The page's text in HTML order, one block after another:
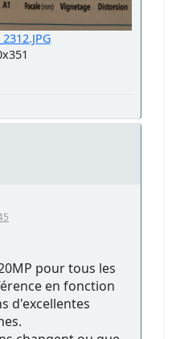
pour tous les
en fonction
d'excellentes